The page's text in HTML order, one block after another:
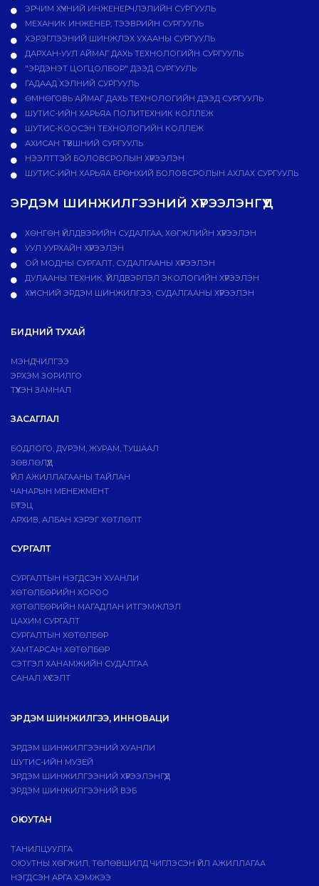
ЭРЧИМ ХҮЧНИЙ ИНЖЕНЕРЧЛЭЛИЙН СУРГУУЛЬ
МЕХАНИК ИНЖЕНЕР, ТЭЭВРИЙН СУРГУУЛЬ
ХЭРЭГЛЭЭНИЙ ШИНЖЛЭХ УХААНЫ СУРГУУЛЬ
ДАРХАН-УУЛ АЙМАГ ДАХЬ ТЕХНОЛОГИЙН СУРГУУЛЬ
"ЭРДЭНЭТ ЦОГЦОЛБОР" ДЭЭД СУРГУУЛЬ
ГАДААД ХЭЛНИЙ СУРГУУЛЬ
ӨМНӨГОВЬ АЙМАГ ДАХЬ ТЕХНОЛОГИЙН ДЭЭД СУРГУУЛЬ
ШУТИС-ИЙН ХАРЬЯА ПОЛИТЕХНИК КОЛЛЕЖ
ШУТИС-КООСЭН ТЕХНОЛОГИЙН КОЛЛЕЖ
АХИСАН ТҮВШНИЙ СУРГУУЛЬ
НЭЭЛТТЭЙ БОЛОВСРОЛЫН ХҮРЭЭЛЭН
ШУТИС-ИЙН ХАРЬЯА ЕРӨНХИЙ БОЛОВСРОЛЫН АХЛАХ СУРГУУЛЬ
ЭРДЭМ ШИНЖИЛГЭЭНИЙ ХҮРЭЭЛЭНГҮҮД
ХӨНГӨН ҮЙЛДВЭРИЙН СУДАЛГАА, ХӨГЖЛИЙН ХҮРЭЭЛЭН
УУЛ УУРХАЙН ХҮРЭЭЛЭН
ОЙ МОДНЫ СУРГАЛТ, СУДАЛГААНЫ ХҮРЭЭЛЭН
ДУЛААНЫ ТЕХНИК, ҮЙЛДВЭРЛЭЛ ЭКОЛОГИЙН ХҮРЭЭЛЭН
ХҮНСНИЙ ЭРДЭМ ШИНЖИЛГЭЭ, СУДАЛГААНЫ ХҮРЭЭЛЭН
БИДНИЙ ТУХАЙ
МЭНДЧИЛГЭЭ
ЭРХЭМ ЗОРИЛГО
ТҮҮХЭН ЗАМНАЛ
ЗАСАГЛАЛ
БОДЛОГО, ДVРЭМ, ЖУРАМ, ТУШААЛ
ЗӨВЛӨЛҮҮД
ҮЙЛ АЖИЛЛАГААНЫ ТАЙЛАН
ЧАНАРЫН МЕНЕЖМЕНТ
БҮТЭЦ
АРХИВ, АЛБАН ХЭРЭГ ХӨТЛӨЛТ
СУРГАЛТ
СУРГАЛТЫН НЭГДСЭН ХУАНЛИ
ХӨТӨЛБӨРИЙН ХОРОО
ХӨТӨЛБӨРИЙН МАГАДЛАН ИТГЭМЖЛЭЛ
ЦАХИМ СУРГАЛТ
СУРГАЛТЫН ХӨТӨЛБӨР
ХАМТАРСАН ХӨТӨЛБӨР
СЭТГЭЛ ХАНАМЖИЙН СУДАЛГАА
САНАЛ ХҮСЭЛТ
ЭРДЭМ ШИНЖИЛГЭЭ, ИННОВАЦИ
ЭРДЭМ ШИНЖИЛГЭЭНИЙ ХУАНЛИ
ШУТИС-ИЙН МУЗЕЙ
ЭРДЭМ ШИНЖИЛГЭЭНИЙ ХҮРЭЭЛЭНГҮҮД
ЭРДЭМ ШИНЖИЛГЭЭНИЙ ВЭБ
ОЮУТАН
ТАНИЛЦУУЛГА
ОЮУТНЫ ХӨГЖИЛ, ТӨЛӨВШИЛД ЧИГЛЭСЭН ҮЙЛ АЖИЛЛАГАА
НЭГДСЭН АРГА ХЭМЖЭЭ